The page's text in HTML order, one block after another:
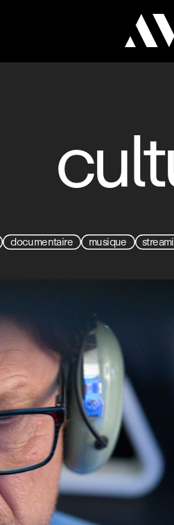
documentaire musique